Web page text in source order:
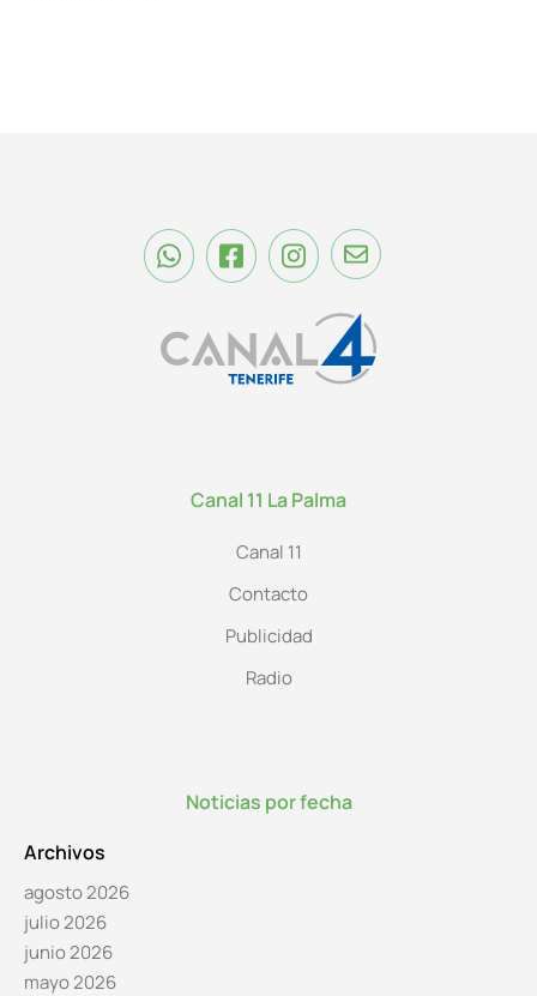
Canal 11 La Palma
Canal 11
Contacto
Publicidad
Radio
Noticias por fecha
Archivos
agosto 2026
julio 2026
junio 2026
mayo 2026